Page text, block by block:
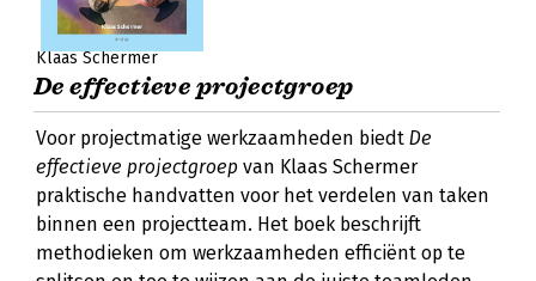
Klaas Schermer
De effectieve projectgroep
Voor projectmatige werkzaamheden biedt De
effectieve projectgroep van Klaas Schermer
praktische handvatten voor het verdelen van taken
binnen een projectteam. Het boek beschrijft
methodieken om werkzaamheden efficiënt op te